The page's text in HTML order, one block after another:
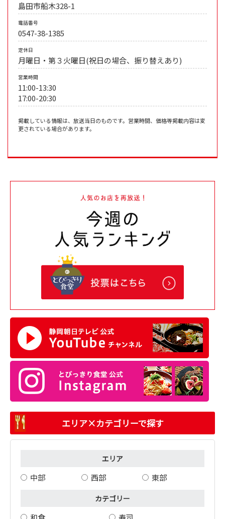
島田市船木328-1
電話番号
0547-38-1385
定休日
月曜日・第３火曜日(祝日の場合、振り替えあり)
営業時間
11:00-13:30
17:00-20:30
掲載している情報は、放送当日のものです。営業時間、価格等掲載内容は変
更されている場合があります。
エリア×カテゴリーで探す
エリア
中部 西部 東部
カテゴリー